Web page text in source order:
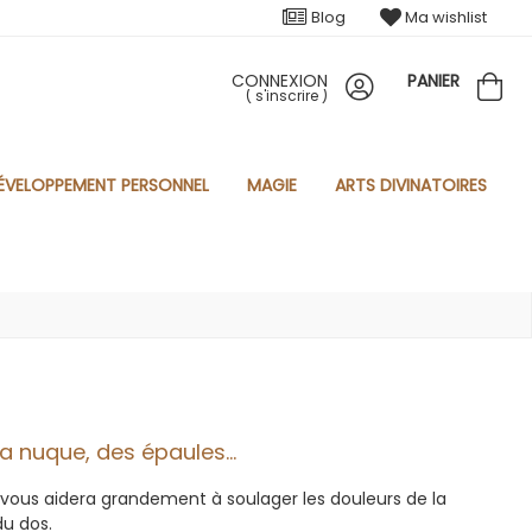
CONNEXION
( s'inscrire )
PANIER
PERSONNEL MAGIE ARTS DIVINATOIRES
nuque, des épaules...
aidera grandement à soulager les douleurs de la
dos.
Blog Ma wishlist